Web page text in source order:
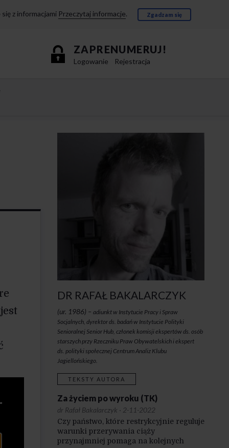
z informacjami Przeczytaj informacje. Zgadzam się
ZAPRENUMERUJ!
Logowanie Rejestracja
DR RAFAŁ BAKALARCZYK
(ur. 1986) – adiunkt w Instytucie Pracy i Spraw
Socjalnych, dyrektor ds. badań w Instytucie Polityki
Senioralnej Senior Hub, członek komisji ekspertów ds. osób
starszych przy Rzeczniku Praw Obywatelskich i ekspert
ds. polityki społecznej Centrum Analiz Klubu
Jagiellońskiego.
TEKSTY AUTORA
Za życiem po wyroku (TK)
dr Rafał Bakalarczyk · 2-11-2022
Czy państwo, które restrykcyjnie reguluje
warunki przerywania ciąży
przynajmniej pomaga na kolejnych